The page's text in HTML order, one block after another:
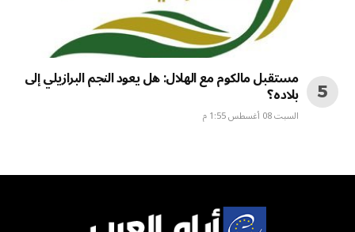
مستقبل مالكوم مع الهلال: هل يعود النجم البرازيلي إلى
بلاده؟
السبت 08 أغسطس 1:55 م